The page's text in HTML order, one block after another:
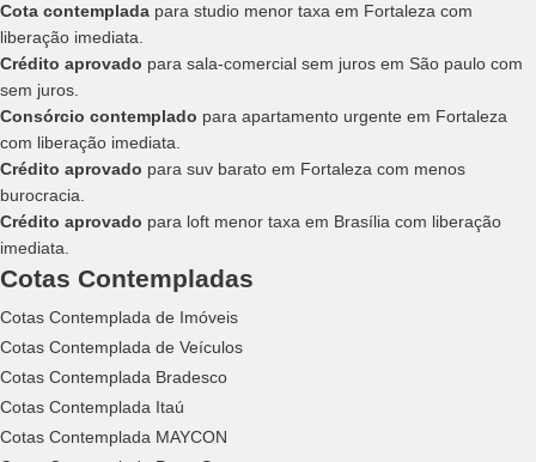
Cota contemplada para studio menor taxa em Fortaleza com
liberação imediata.
Crédito aprovado para sala-comercial sem juros em São paulo com
sem juros.
Consórcio contemplado para apartamento urgente em Fortaleza
com liberação imediata.
Crédito aprovado para suv barato em Fortaleza com menos
burocracia.
Crédito aprovado para loft menor taxa em Brasília com liberação
imediata.
Cotas Contempladas
Cotas Contemplada de Imóveis
Cotas Contemplada de Veículos
Cotas Contemplada Bradesco
Cotas Contemplada Itaú
Cotas Contemplada MAYCON